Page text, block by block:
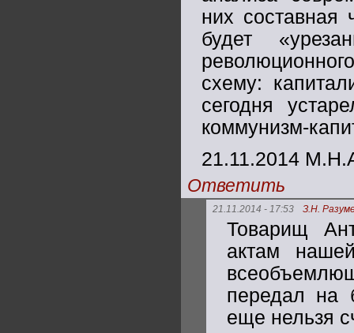
них составная
будет
схему:
сегодня
коммунизм-
21.11.2014
Ответить
21.11.2014 - 17:53 З.Н.
Товарищ
актам
передал на
еще нельзя